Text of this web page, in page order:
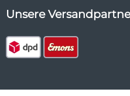
Unsere